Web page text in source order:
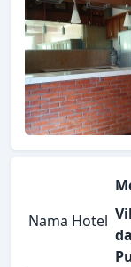
Nama Hotel